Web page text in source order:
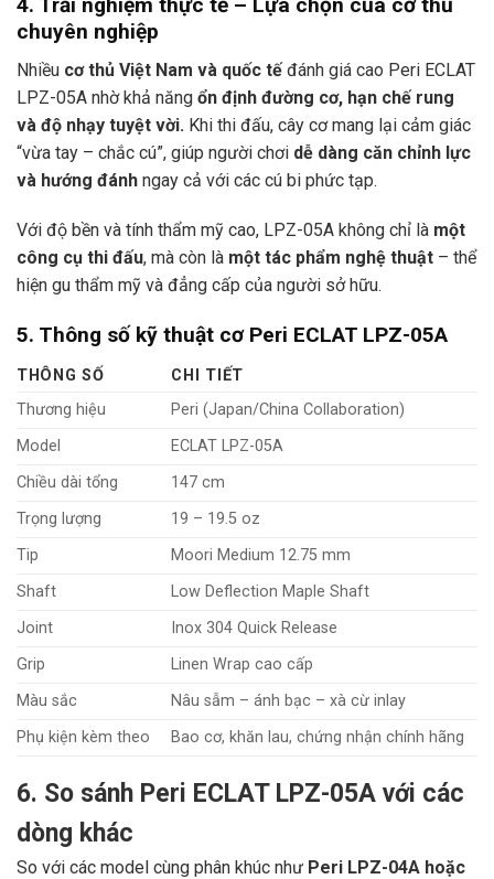
chuyên nghiệp
Nhiều cơ thủ Việt Nam và quốc tếđánh giá cao Peri ECLAT
LPZ-05A nhờ khả năng ổn định đường cơ, hạn chế rung
và độ nhạy tuyệt vời. Khi thi đấu, cây cơ mang lại cảm giác
“vừa tay – chắc cú”, giúp người chơi dễ dàng căn chỉnh lực
và hướng đánh ngay cả với các cú bi phức tạp.
Với độ bền và tính thẩm mỹ cao, LPZ-05A không chỉ là một
công cụ thi đấu, mà còn là một tác phẩm nghệ thuật – thể
hiện gu thẩm mỹ và đẳng cấp của người sở hữu.
5. Thông số kỹ thuật cơ Peri ECLAT LPZ-05A
THÔNG SỐ
CHI TIẾT
Thương hiệu
Peri (Japan/China Collaboration)
Model
ECLAT LPZ-05A
Chiều dài tổng
147 cm
Trọng lượng
19 – 19.5 oz
Tip
Moori Medium 12.75 mm
Shaft
Low Deflection Maple Shaft
Joint
Inox 304 Quick Release
Grip
Linen Wrap cao cấp
Màu sắc
Nâu sẫm – ánh bạc – xà cừ inlay
Phụ kiện kèm theo
Bao cơ, khăn lau, chứng nhận chính hãng
6. So sánh Peri ECLAT LPZ-05A với các
dòng khác
So với các model cùng phân khúc như Peri LPZ-04A hoặc